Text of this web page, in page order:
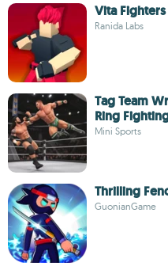
Vita Fighters
Ranida Labs
Tag Team
Ring
Mini Sports
Thrilling
GuonianGame